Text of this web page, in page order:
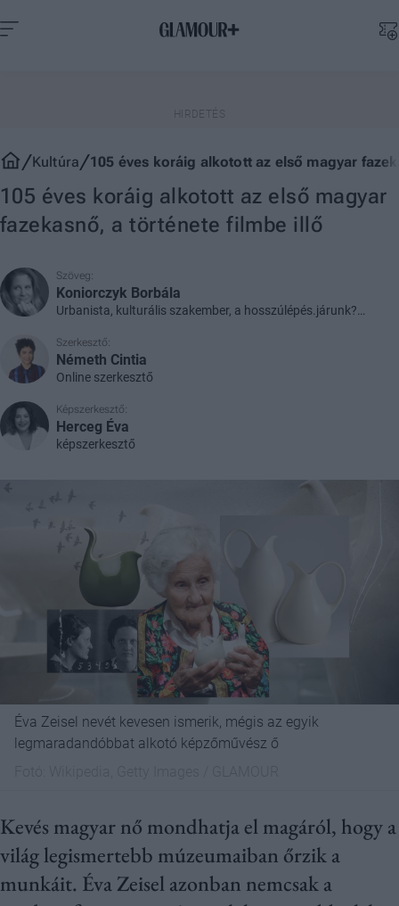
Kultúra 105 éves koráig alkotott az első magyar
105 éves koráig alkotott az első magyar
fazekasnő, a története filmbe illő
Szöveg:
Koniorczyk Borbála
Urbanista, kulturális szakember, a hosszúlépés.járunk?
Szerkesztő:
Németh Cintia
Online szerkesztő
Képszerkesztő:
Herceg Éva
képszerkesztő
Éva Zeisel nevét kevesen ismerik, mégis az egyik
legmaradandóbbat alkotó képzőművész ő
Kevés magyar nő mondhatja el magáról, hogy a
világ legismertebb múzeumaiban őrzik a
munkáit. Éva Zeisel azonban nemcsak a